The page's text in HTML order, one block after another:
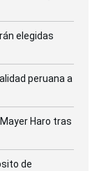
elegidas
peruana a
Haro tras
de